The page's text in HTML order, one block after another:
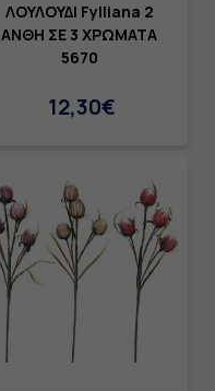
ΛΟΥΛΟΥΔΙ Fylliana 2
ΑΝΘΗ ΣΕ 3 ΧΡΩΜΑΤΑ
5670
12,30€